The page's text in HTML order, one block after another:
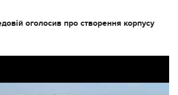
оголосив про створення корпусу